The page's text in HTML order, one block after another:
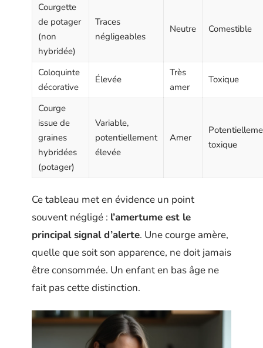
Courgette
de potager
(non
hybridée)
Traces
négligeables
Neutre Comestible
Coloquinte
décorative
Élevée
Très
amer
Toxique
Courge
issue de
graines
hybridées
(potager)
Variable,
potentiellement
élevée
Amer
toxique
Ce tableau met en évidence un point
souvent négligé : l’amertume est le
principal signal d’alerte. Une courge amère,
quelle que soit son apparence, ne doit jamais
être consommée. Un enfant en bas âge ne
fait pas cette distinction.